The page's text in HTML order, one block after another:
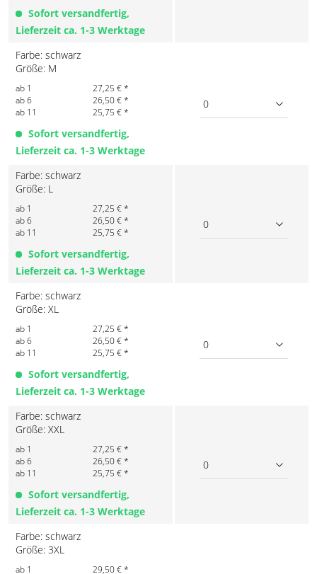
Sofort versandfertig,
Lieferzeit ca. 1-3 Werktage
Farbe: schwarz
Größe: M
ab 1
27,25 € *
ab 6
26,50 € *
ab 11
25,75 € *
Sofort versandfertig,
Lieferzeit ca. 1-3 Werktage
0
Farbe: schwarz
Größe: L
ab 1
27,25 € *
ab 6
26,50 € *
ab 11
25,75 € *
Sofort versandfertig,
Lieferzeit ca. 1-3 Werktage
0
Farbe: schwarz
Größe: XL
ab 1
27,25 € *
ab 6
26,50 € *
ab 11
25,75 € *
Sofort versandfertig,
Lieferzeit ca. 1-3 Werktage
0
Farbe: schwarz
Größe: XXL
ab 1
27,25 € *
ab 6
26,50 € *
ab 11
25,75 € *
Sofort versandfertig,
Lieferzeit ca. 1-3 Werktage
0
Farbe: schwarz
Größe: 3XL
ab 1 29,50 € *